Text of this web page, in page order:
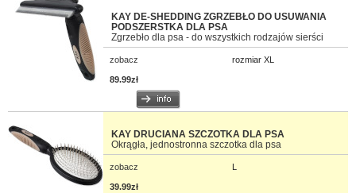
KAY DE-SHEDDING ZGRZEBŁO DO USUWANIA
PODSZERSTKA DLA PSA
Zgrzebło dla psa - do wszystkich rodzajów sierści
zobacz rozmiar XL
89.99zł
KAY DRUCIANA SZCZOTKA DLA PSA
Okrągła, jednostronna szczotka dla psa
zobacz L
39.99zł